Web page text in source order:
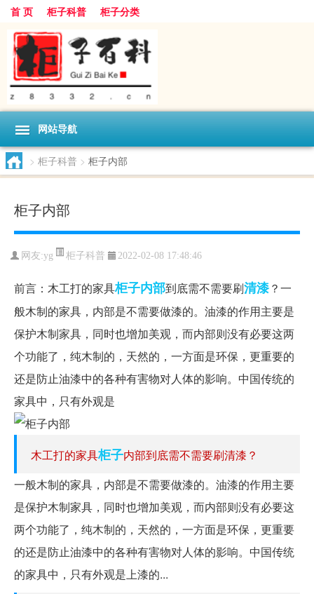
首 页 柜子科普 柜子分类
网站导航
> 柜子科普 > 柜子内部
柜子内部
网友:yg 柜子科普 2022-02-08 17:48:46
前言：木工打的家具柜子内部到底需不需要刷清漆？一
般木制的家具，内部是不需要做漆的。油漆的作用主要是
保护木制家具，同时也增加美观，而内部则没有必要这两
个功能了，纯木制的，天然的，一方面是环保，更重要的
还是防止油漆中的各种有害物对人体的影响。中国传统的
家具中，只有外观是
木工打的家具柜子内部到底需不需要刷清漆？
一般木制的家具，内部是不需要做漆的。油漆的作用主要
是保护木制家具，同时也增加美观，而内部则没有必要这
两个功能了，纯木制的，天然的，一方面是环保，更重要
的还是防止油漆中的各种有害物对人体的影响。中国传统
的家具中，只有外观是上漆的...